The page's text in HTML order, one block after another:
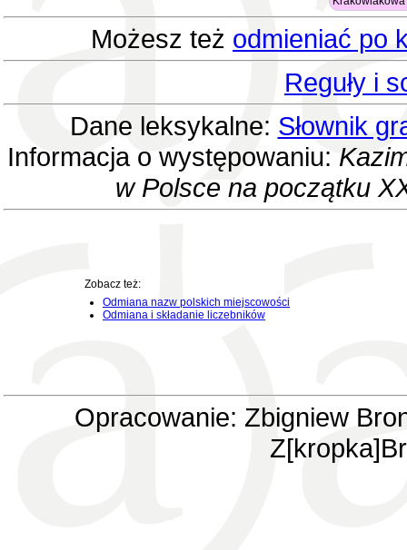
Możesz też odmieniać po
Reguły i
Dane leksykalne: Słownik
Informacja o występowaniu:
w Polsce na początku
Zobacz też:
Odmiana nazw polskich miejscowości
Odmiana i składanie liczebników
Opracowanie: Zbigniew